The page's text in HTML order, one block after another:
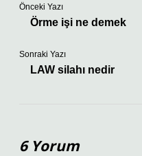
Önceki Yazı
Örme işi ne demek
Sonraki Yazı
LAW silahı nedir
6 Yorum